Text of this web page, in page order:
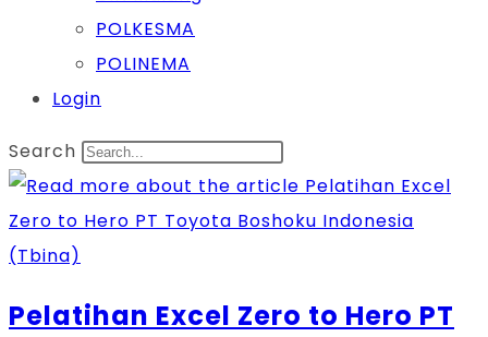
POLKESMA
POLINEMA
Login
Search
Pelatihan Excel Zero to Hero PT